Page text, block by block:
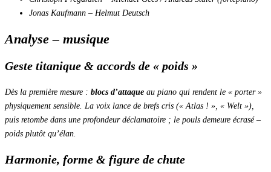
Jonas Kaufmann – Helmut Deutsch
Analyse – musique
Geste titanique & accords de « poids »
Dès la première mesure : blocs d’attaque au piano qui rendent le « porter »
physiquement sensible. La voix lance de brefs cris (« Atlas ! », « Welt »),
puis retombe dans une profondeur déclamatoire ; le pouls demeure écrasé –
poids plutôt qu’élan
Harmonie, forme & figure de chute